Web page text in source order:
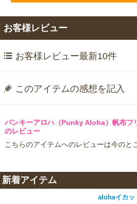
お客様レビュー
お客様レビュー最新10件
このアイテムの感想を記入
パンキーアロハ（Punky Aloha）帆布フ
のレビュー
こちらのアイテムへのレビューは今のと
新着アイテム
alohaイカッ